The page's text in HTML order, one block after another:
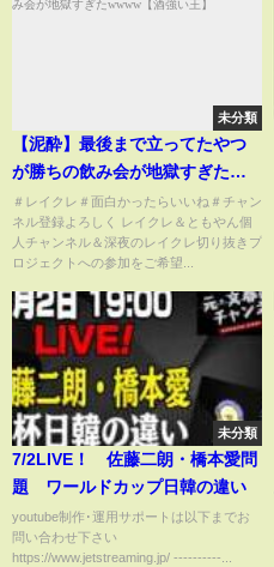
未分類
【泥酔】最後まで立ってたやつ
が勝ちの飲み会が地獄すぎた
wwww【酒強い王】
＃レイクレ＃面白かったらいいね＃チャン
ネル登録よろしく レイクレ＆ともやん個
人チャンネル＆深夜のレイクレ切り抜きプ
ロジェクトへの参加をご希望...
未分類
7/2LIVE！ 佐藤二朗・橋本愛問
題 ワールドカップ日韓の違い
youtube制作･運用サポートは以下までお
問い合わせ下さい
https://www.jetstreaming.jp/ ----------...